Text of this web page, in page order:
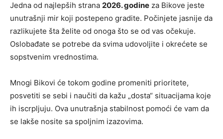
Jedna od najlepših strana 2026. godine za Bikove jeste
unutrašnji mir koji postepeno gradite. Počinjete jasnije da
razlikujete šta želite od onoga što se od vas očekuje.
Oslobađate se potrebe da svima udovoljite i okrećete se
sopstvenim vrednostima.
Mnogi Bikovi će tokom godine promeniti prioritete,
posvetiti se sebi i naučiti da kažu „dosta“ situacijama koje
ih iscrpljuju. Ova unutrašnja stabilnost pomoći će vam da
se lakše nosite sa spoljnim izazovima.